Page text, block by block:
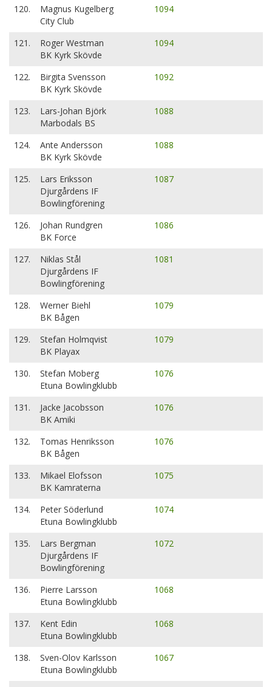
120.
Magnus Kugelberg
City Club
1094
121.
Roger Westman
BK Kyrk Skövde
1094
122.
Birgita Svensson
BK Kyrk Skövde
1092
123.
Lars-Johan Björk
Marbodals BS
1088
124.
Ante Andersson
BK Kyrk Skövde
1088
125.
Lars Eriksson
Djurgårdens IF
Bowlingförening
1087
126.
Johan Rundgren
BK Force
1086
127.
Niklas Stål
Djurgårdens IF
Bowlingförening
1081
128.
Werner Biehl
BK Bågen
1079
129.
Stefan Holmqvist
BK Playax
1079
130.
Stefan Moberg
Etuna Bowlingklubb
1076
131.
Jacke Jacobsson
BK Amiki
1076
132.
Tomas Henriksson
BK Bågen
1076
133.
Mikael Elofsson
BK Kamraterna
1075
134.
Peter Söderlund
Etuna Bowlingklubb
1074
135.
Lars Bergman
Djurgårdens IF
Bowlingförening
1072
136.
Pierre Larsson
Etuna Bowlingklubb
1068
137.
Kent Edin
Etuna Bowlingklubb
1068
138.
Sven-Olov Karlsson
Etuna Bowlingklubb
1067